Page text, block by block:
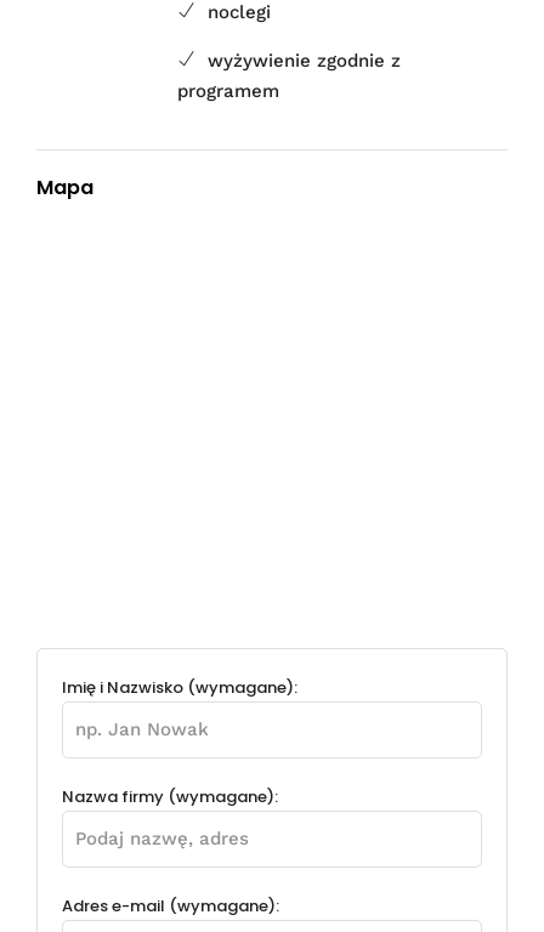
noclegi
wyżywienie zgodnie z
programem
Mapa
Imię i Nazwisko (wymagane):
Nazwa firmy (wymagane):
Adres e-mail (wymagane):